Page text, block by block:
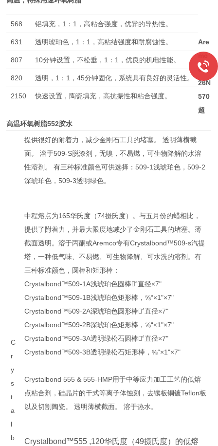
568 铝填充，1：1，高粘合强度，优异的导热性。
631 透明琥珀色，1：1，高粘结强度和耐腐蚀性。
807 10分钟设置，不松垂，1：1，优良的机电性能。
820 透明，1：1，45分钟固化，系统具有良好的灵活性。
2150 快速设置，陶瓷填充，高抗振性和粘合强度。
Are
o 5
26N
570
超
高温环氧树脂552胶水
C
r
y
s
t
a
l
b
提供很好的附着力，减少金刚石工具的堵塞。 透明薄横截
面。 溶于509-S脱漆剂，无嗅，不易燃，可生物降解的水溶
性溶剂。 有三种标准颜色可供选择：509-1浅琥珀色，509-2
深琥珀色，509-3透明绿色。
中程熔点为165华氏度（74摄氏度）。与五月份的蜡相比，
提供了附着力，并最大限度地减少了金刚石工具的堵塞。薄
截面透明。溶于丙酮或Aremco专有Crystalbond™509-s汽提
塔，一种低气味、不易燃、可生物降解、可水洗的溶剂。有
三种标准颜色，圆棒和矩形棒：
Crystalbond™509-1A浅琥珀色圆棒，͘“直径×7"
Crystalbond™509-1B浅琥珀色矩形棒，⅝“×1"×7"
Crystalbond™509-2A深琥珀色圆形棒，͘“直径×7"
Crystalbond™509-2B深琥珀色矩形棒，⅝“×1"×7"
Crystalbond™509-3A透明绿松石圆棒，͘“直径×7"
Crystalbond™509-3B透明绿松石矩形棒，⅝“×1"×7"
Crystalbond 555 & 555-HMP用于中等应力加工工艺的低熔
点粘合剂，硅晶片的干式等离子体蚀刻，去镶板铜镀Teflon板
以及切割陶瓷。 透明薄横截面。 溶于热水。
Crystalbond™555 ,120华氏度（49摄氏度）的低熔